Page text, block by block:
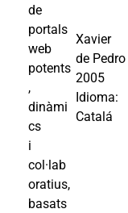
de
portals
web
potents
,
dinàmi
cs
i
col·lab
oratius,
basats
Xavier
de Pedro
2005
Idioma:
Catalá